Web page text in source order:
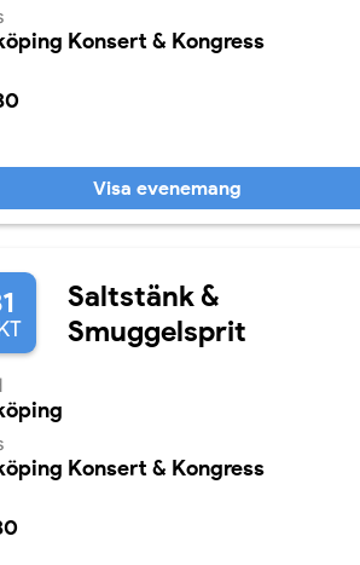
Konsert & Kongress
Visa evenemang
Saltstänk &
Smuggelsprit
Konsert & Kongress